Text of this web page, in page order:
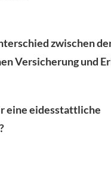
zwischen
Versicherung und
eine eidesstattliche